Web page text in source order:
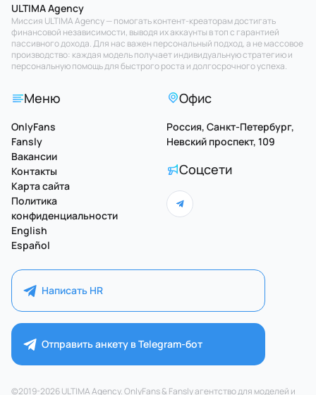
ULTIMA Agency
Миссия ULTIMA Agency — помогать контент-креаторам достигать
финансовой независимости, выводя их аккаунты в топ с гарантией
пассивного дохода. Для нас важен персональный подход, а не массовое
производство: каждая модель получает индивидуальную стратегию и
персональную помощь для быстрого роста и долгосрочного успеха.
Меню
OnlyFans
Fansly
Вакансии
Контакты
Карта сайта
Политика
конфиденциальности
English
Español
Офис
Россия, Санкт-Петербург,
Невский проспект, 109
Соцсети
Написать HR
Отправить анкету в Telegram-бот
©2019-2026 ULTIMA Agency. OnlyFans & Fansly агентство для моделей и